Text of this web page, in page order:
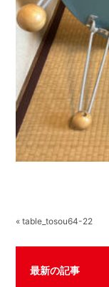
« table_tosou64-22
最新の記事